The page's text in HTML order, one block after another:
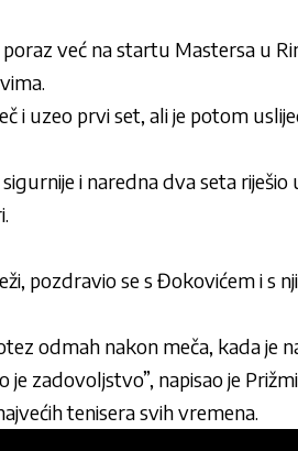
već na startu Mastersa u
i uzeo prvi set, ali je potom
i naredna dva seta
pozdravio se s Đokovićem i s
odmah nakon meča, kada je
zadovoljstvo”, napisao je
tenisera svih vremena.